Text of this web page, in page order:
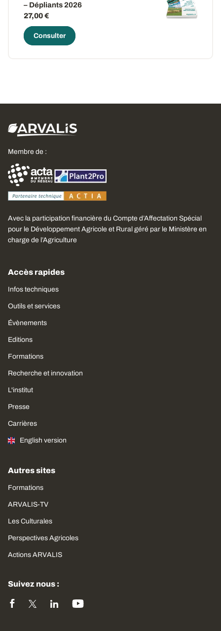
– Dépliants 2026
27,00 €
Consulter
Membre de :
Avec la participation financière du Compte d’Affectation Spécial
pour le Développement Agricole et Rural géré par le Ministère en
charge de l’Agriculture
Accès rapides
Infos techniques
Outils et services
Évènements
Editions
Formations
Recherche et innovation
L'institut
Presse
Carrières
English version
Autres sites
Formations
ARVALIS-TV
Les Culturales
Perspectives Agricoles
Actions ARVALIS
Suivez nous :